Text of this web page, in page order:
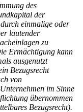
des
der
einmalige oder
lautender
zu
Ermächtigung kann
ausgenutzt
Bezugsrecht
von
im Sinne
übernommen
Bezugsrecht).